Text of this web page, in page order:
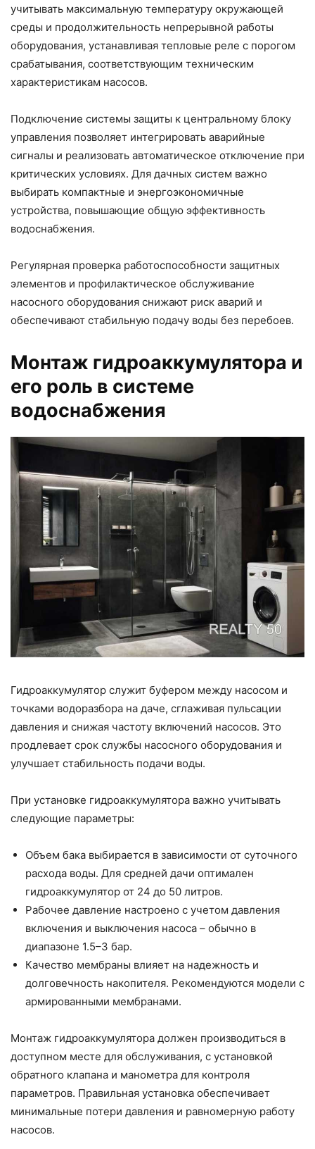
учитывать максимальную температуру окружающей
среды и продолжительность непрерывной работы
оборудования, устанавливая тепловые реле с порогом
срабатывания, соответствующим техническим
характеристикам насосов.
Подключение системы защиты к центральному блоку
управления позволяет интегрировать аварийные
сигналы и реализовать автоматическое отключение при
критических условиях. Для дачных систем важно
выбирать компактные и энергоэкономичные
устройства, повышающие общую эффективность
водоснабжения.
Регулярная проверка работоспособности защитных
элементов и профилактическое обслуживание
насосного оборудования снижают риск аварий и
обеспечивают стабильную подачу воды без перебоев.
Монтаж гидроаккумулятора и
его роль в системе
водоснабжения
Гидроаккумулятор служит буфером между насосом и
точками водоразбора на даче, сглаживая пульсации
давления и снижая частоту включений насосов. Это
продлевает срок службы насосного оборудования и
улучшает стабильность подачи воды.
При установке гидроаккумулятора важно учитывать
следующие параметры:
Объем бака выбирается в зависимости от суточного
расхода воды. Для средней дачи оптимален
гидроаккумулятор от 24 до 50 литров.
Рабочее давление настроено с учетом давления
включения и выключения насоса – обычно в
диапазоне 1.5–3 бар.
Качество мембраны влияет на надежность и
долговечность накопителя. Рекомендуются модели с
армированными мембранами.
Монтаж гидроаккумулятора должен производиться в
доступном месте для обслуживания, с установкой
обратного клапана и манометра для контроля
параметров. Правильная установка обеспечивает
минимальные потери давления и равномерную работу
насосов.